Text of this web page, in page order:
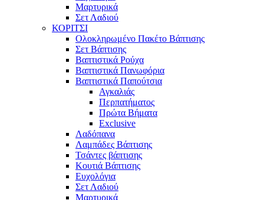
Μαρτυρικά
Σετ Λαδιού
ΚΟΡΙΤΣΙ
Ολοκληρωμένο Πακέτο Βάπτισης
Σετ Βάπτισης
Βαπτιστικά Ρούχα
Βαπτιστικά Πανωφόρια
Βαπτιστικά Παπούτσια
Αγκαλιάς
Περπατήματος
Πρώτα Βήματα
Exclusive
Λαδόπανα
Λαμπάδες Βάπτισης
Τσάντες βάπτισης
Κουτιά Βάπτισης
Ευχολόγια
Σετ Λαδιού
Μαρτυρικά